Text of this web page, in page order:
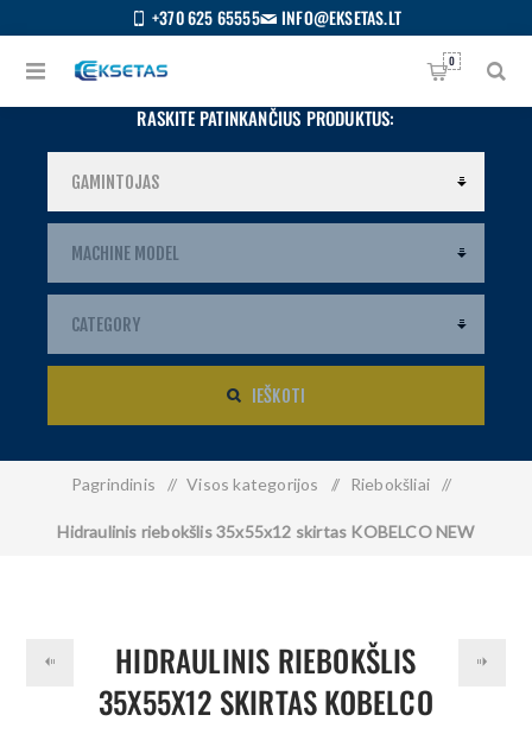
+370 625 65555 INFO@EKSETAS.LT
0
RASKITE PATINKANČIUS PRODUKTUS:
IEŠKOTI
Pagrindinis / Visos kategorijos / Riebokšliai /
Hidraulinis riebokšlis 35x55x12 skirtas KOBELCO NEW
HIDRAULINIS RIEBOKŠLIS
35X55X12 SKIRTAS KOBELCO